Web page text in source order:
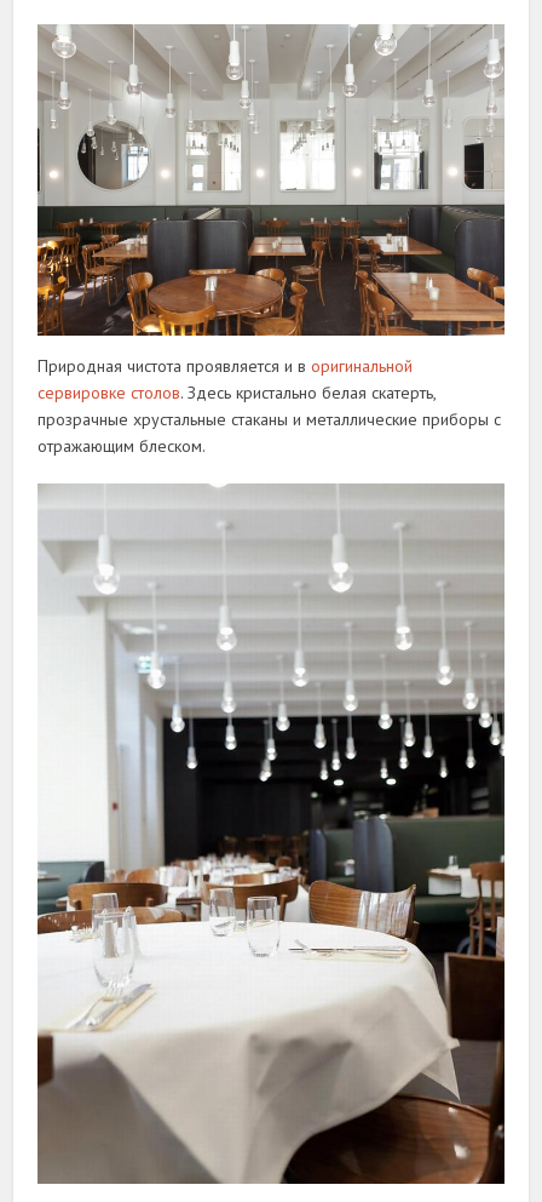
Природная чистота проявляется и воригинальной
сервировке столов. Здесь кристально белая скатерть,
прозрачные хрустальные стаканы и металлические приборы с
отражающим блеском.